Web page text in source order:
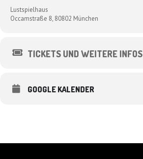
Lustspielhaus
Occamstraße 8, 80802 München
TICKETS UND WEITERE INFOS
GOOGLE KALENDER